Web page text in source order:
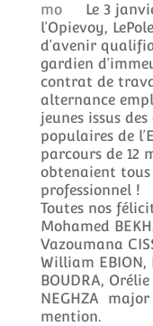
Le 3
l’Opievoy,
d’avenir
gardien
contrat de
alternance
jeunes issus
populaires de
parcours de 12
obtenaient
professionnel !
Toutes nos
Mohamed
Vazoumana
William EBION,
BOUDRA,
NEGHZA
mention.